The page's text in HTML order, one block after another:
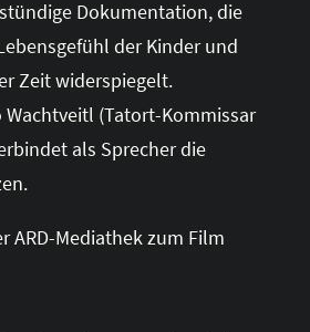
Dokumentation, die
der Kinder und
Zeit widerspiegelt.
Wachtveitl (Tatort-Kommissar
als Sprecher die
ARD-Mediathek zum Film